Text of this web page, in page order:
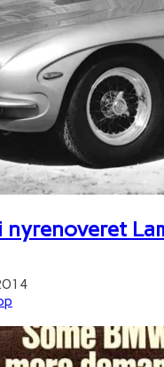
nyrenoveret